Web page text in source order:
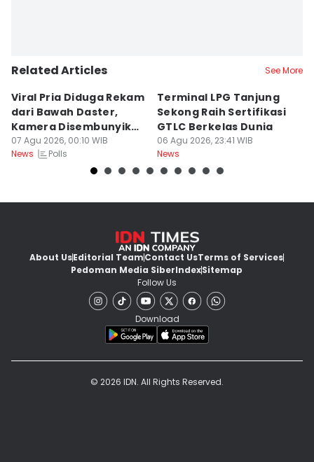
Related Articles See More
Viral Pria Diduga Rekam
dari Bawah Daster,
Kamera Disembunyikan
di Sandal
07 Agu 2026, 00:10 WIB
News
Polls
Terminal LPG Tanjung
Sekong Raih Sertifikasi
GTLC Berkelas Dunia
06 Agu 2026, 23:41 WIB
News
About UsEditorial TeamContact UsTerms of Services
Pedoman Media SiberIndexSitemap
Follow Us
Download
© 2026 IDN. All Rights Reserved.